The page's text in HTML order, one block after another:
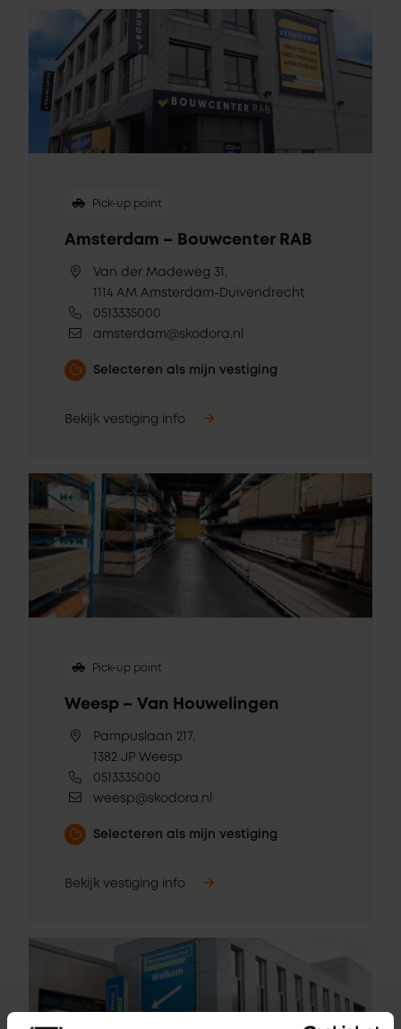
Pick-up point
Amsterdam – Bouwcenter RAB
Van der Madeweg 31,
1114 AM Amsterdam-Duivendrecht
0513335000
amsterdam@skodora.nl
Selecteren als mijn vestiging
Bekijk vestiging info
Pick-up point
Weesp – Van Houwelingen
Pampuslaan 217,
1382 JP Weesp
0513335000
weesp@skodora.nl
Selecteren als mijn vestiging
Bekijk vestiging info